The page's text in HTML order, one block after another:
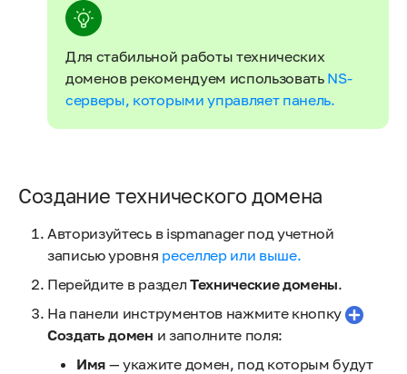
Для стабильной работы технических
доменов рекомендуем использовать NS-
серверы, которыми управляет панель.
Создание технического домена
Авторизуйтесь в ispmanager под учетной
записью уровня реселлер или выше.
Перейдите в раздел Технические домены.
На панели инструментов нажмите кнопку
Создать домен и заполните поля:
Имя — укажите домен, под которым будут